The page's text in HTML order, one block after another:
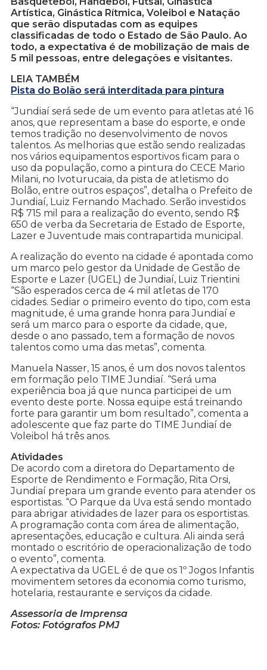
Artística, Ginástica Rítmica, Voleibol e Natação
que serão disputadas com as equipes
classificadas de todo o Estado de São Paulo. Ao
todo, a expectativa é de mobilização de mais de
5 mil pessoas, entre delegações e visitantes.
LEIA TAMBÉM
Pista do Bolão será interditada para pintura
“Jundiaí será sede de um evento para atletas até 16
anos, que representam a base do esporte, e onde
temos tradição no desenvolvimento de novos
talentos. As melhorias que estão sendo realizadas
nos vários equipamentos esportivos ficam para o
uso da população, como a pintura do CECE Mario
Milani, no Ivoturucaia, da pista de atletismo do
Bolão, entre outros espaços”, detalha o Prefeito de
Jundiaí, Luiz Fernando Machado. Serão investidos
R$ 715 mil para a realização do evento, sendo R$
650 de verba da Secretaria de Estado de Esporte,
Lazer e Juventude mais contrapartida municipal.
A realização do evento na cidade é apontada como
um marco pelo gestor da Unidade de Gestão de
Esporte e Lazer (UGEL) de Jundiaí, Luiz Trientini
“São esperados cerca de 4 mil atletas de 170
cidades. Sediar o primeiro evento do tipo, com esta
magnitude, é uma grande honra para Jundiaí e
será um marco para o esporte da cidade, que,
desde o ano passado, tem a formação de novos
talentos como uma das metas”, comenta.
Manuela Nasser, 15 anos, é um dos novos talentos
em formação pelo TIME Jundiaí. “Será uma
experiência boa já que nunca participei de um
evento deste porte. Nossa equipe está treinando
forte para garantir um bom resultado”, comenta a
adolescente que faz parte do TIME Jundiaí de
Voleibol há três anos.
Atividades
De acordo com a diretora do Departamento de
Esporte de Rendimento e Formação, Rita Orsi,
Jundiaí prepara um grande evento para atender os
esportistas. “O Parque da Uva está sendo montado
para abrigar atividades de lazer para os esportistas.
A programação conta com área de alimentação,
apresentações, educação e cultura. Ali ainda será
montado o escritório de operacionalização de todo
o evento”, comenta.
A expectativa da UGEL é de que os 1º Jogos Infantis
movimentem setores da economia como turismo,
hotelaria, restaurante e serviços da cidade.
Assessoria de Imprensa
Fotos: Fotógrafos PMJ